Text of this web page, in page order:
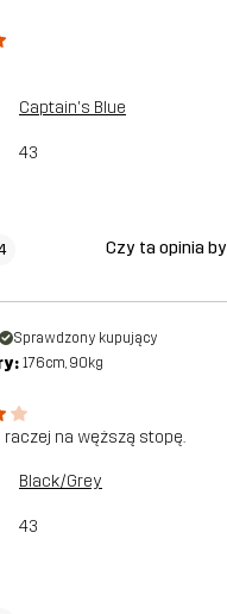
Captain's Blue
43
Czy ta opinia
Sprawdzony kupujący
176cm, 90kg
raczej na węższą stopę.
Black/Grey
43